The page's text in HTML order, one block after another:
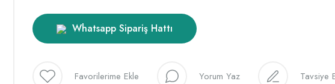
Whatsapp Sipariş Hattı
Yorum Yaz Tavsiye